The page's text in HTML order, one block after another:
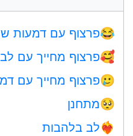
😂פרצוף עם דמעות
🥰פרצוף מחייך עם
🥲פרצוף מחייך עם
🥺מתחנן
❤️‍🔥לב בלהבות